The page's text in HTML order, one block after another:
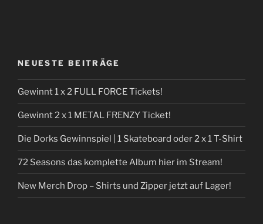
NEUESTE BEITRÄGE
Gewinnt 1 x 2 FULL FORCE Tickets!
Gewinnt 2 x 1 METAL FRENZY Ticket!
Die Dorks Gewinnspiel | 1 Skateboard oder 2 x 1 T-Shirt
72 Seasons das komplette Album hier im Stream!
New Merch Drop – Shirts und Zipper jetzt auf Lager!